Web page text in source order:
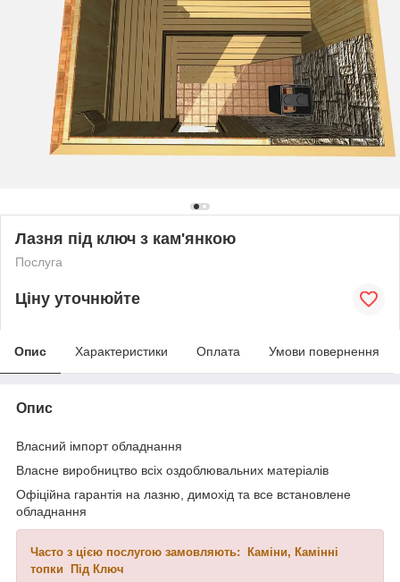
Лазня під ключ з кам'янкою
Послуга
Ціну уточнюйте
Опис Характеристики Оплата Умови повернення
Опис
Власний імпорт обладнання
Власне виробництво всіх оздоблювальних матеріалів
Офіційна гарантія на лазню, димохід та все встановлене
обладнання
Часто з цією послугою замовляють: Каміни, Камінні
топки Під Ключ